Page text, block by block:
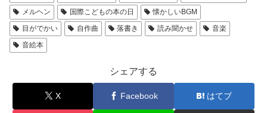
メルヘン
国際こどもの本の日
懐かしいBGM
目がでかい
自作曲 落書き 読み聞かせ
音楽
音絵本
シェアする
X Facebook はてブ